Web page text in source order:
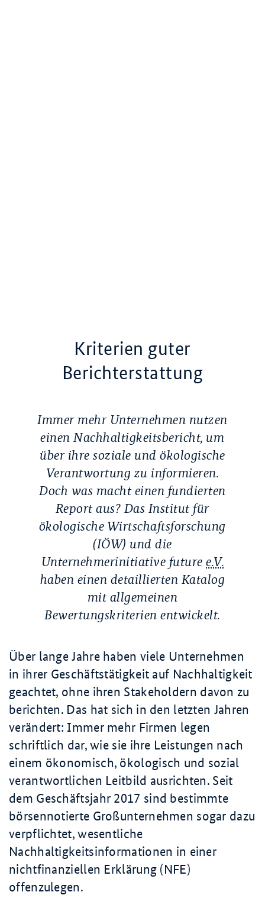
Kriterien guter
Berichterstattung
Immer mehr Unternehmen nutzen
einen Nachhaltigkeitsbericht, um
über ihre soziale und ökologische
Verantwortung zu informieren.
Doch was macht einen fundierten
Report aus? Das Institut für
ökologische Wirtschaftsforschung
(IÖW) und die
Unternehmerinitiative futuree.V.
haben einen detaillierten Katalog
mit allgemeinen
Bewertungskriterien entwickelt.
Über lange Jahre haben viele Unternehmen
in ihrer Geschäftstätigkeit auf Nachhaltigkeit
geachtet, ohne ihren Stakeholdern davon zu
berichten. Das hat sich in den letzten Jahren
verändert: Immer mehr Firmen legen
schriftlich dar, wie sie ihre Leistungen nach
einem ökonomisch, ökologisch und sozial
verantwortlichen Leitbild ausrichten. Seit
dem Geschäftsjahr 2017 sind bestimmte
börsennotierte Großunternehmen sogar dazu
verpflichtet, wesentliche
Nachhaltigkeitsinformationen in einer
nichtfinanziellen Erklärung (NFE)
offenzulegen.